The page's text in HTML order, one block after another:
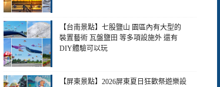
【台南景點】七股鹽山 園區內有大型的
裝置藝術 瓦盤鹽田 等多項設施外 還有
DIY體驗可以玩
【屏東景點】2026屏東夏日狂歡祭遊樂設